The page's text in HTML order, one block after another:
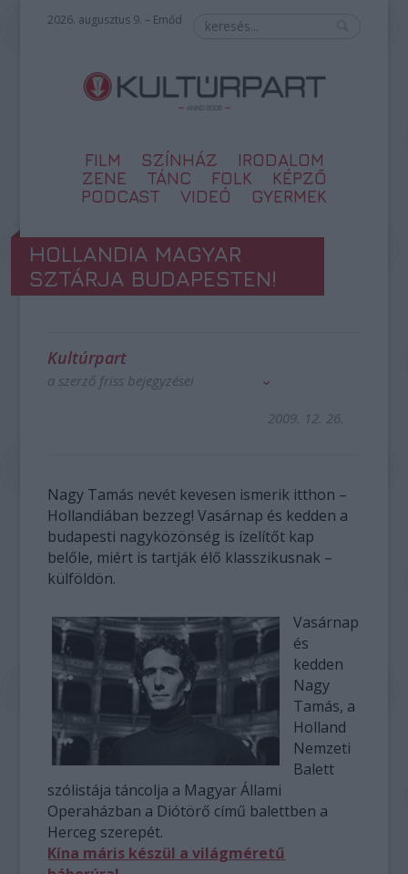
2026. augusztus 9. – Emőd
FILM SZÍNHÁZ
IRODALOM
ZENE
TÁNC FOLK
KÉPZŐ
PODCAST
VIDEÓ GYERMEK
HOLLANDIA MAGYAR
SZTÁRJA BUDAPESTEN!
Kultúrpart
a szerző friss bejegyzései
2009. 12. 26.
Nagy Tamás nevét kevesen ismerik itthon –
Hollandiában bezzeg! Vasárnap és kedden a
budapesti nagyközönség is ízelítőt kap
belőle, miért is tartják élő klasszikusnak –
külföldön.
Vasárnap
és
kedden
Nagy
Tamás, a
Holland
Nemzeti
Balett
szólistája táncolja a Magyar Állami
Operaházban a Diótörő című balettben a
Herceg szerepét.
Kína máris készül a világméretű